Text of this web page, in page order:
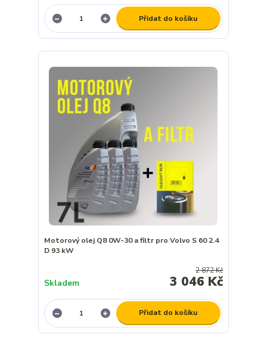
Přidat do košíku
Motorový olej Q8 0W-30 a filtr pro Volvo S 60 2.4
D 93 kW
2 872 Kč
3 046 Kč
Skladem
Přidat do košíku